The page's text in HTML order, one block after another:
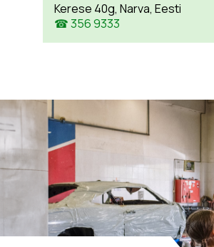
Kerese 40g, Narva, Eesti
☎ 356 9333